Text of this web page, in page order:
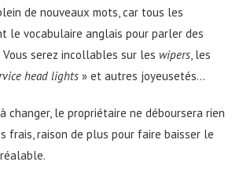
de nouveaux mots, car tous les
le vocabulaire anglais pour parler des
Vous serez incollables sur les wipers, les
head lights» et autres joyeusetés…
changer, le propriétaire ne déboursera rien
frais, raison de plus pour faire baisser le